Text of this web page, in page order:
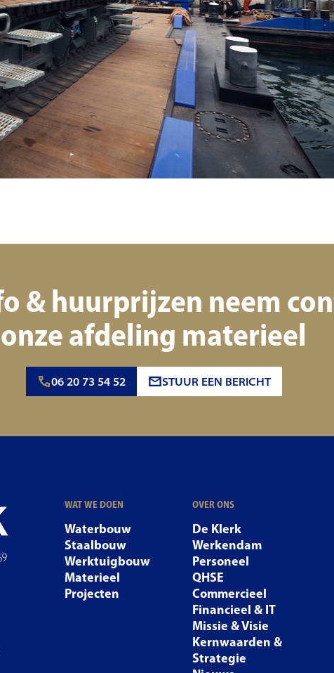
& huurprijzen neem
onze afdeling materieel
06 20 73 54 52 STUUR EEN BERICHT
WAT WE DOEN
Waterbouw
Staalbouw
Werktuigbouw
Materieel
Projecten
OVER ONS
De Klerk
Werkendam
Personeel
QHSE
Commercieel
Financieel & IT
Missie & Visie
Kernwaarden &
Strategie